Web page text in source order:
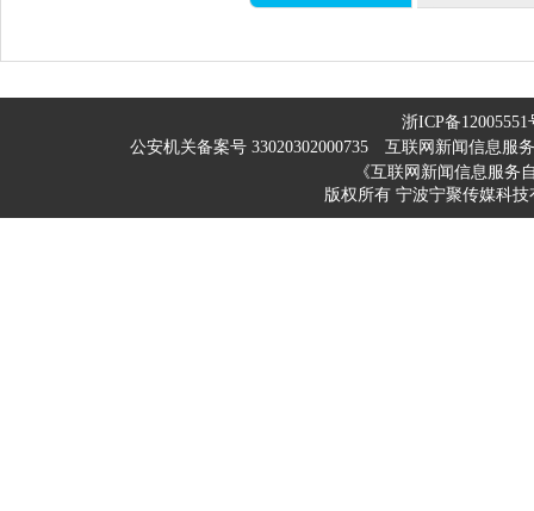
浙ICP备12005551
公安机关备案号 33020302000735
互联网新闻信息服
《互联网新闻信息服务
版权所有 宁波宁聚传媒科技